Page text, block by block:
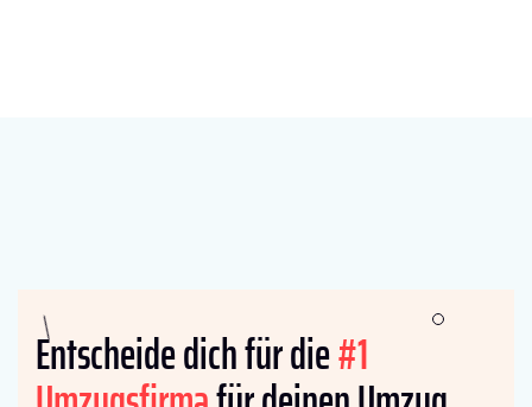
Entscheide dich für die#1